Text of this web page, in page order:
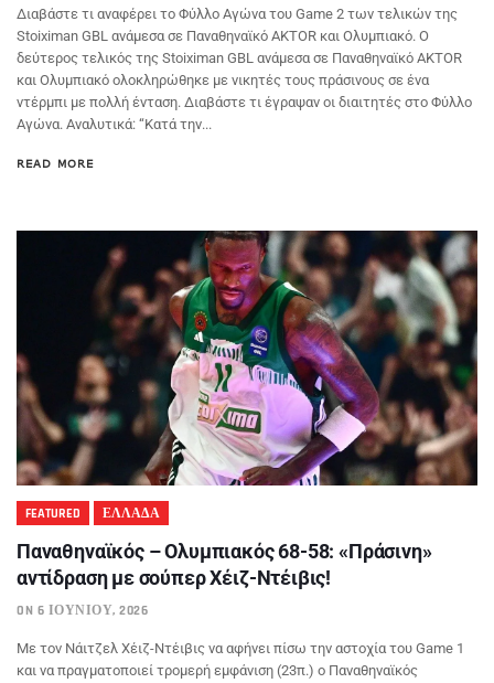
Διαβάστε τι αναφέρει το Φύλλο Αγώνα του Game 2 των τελικών της
Stoiximan GBL ανάμεσα σε Παναθηναϊκό AKTOR και Ολυμπιακό. Ο
δεύτερος τελικός της Stoiximan GBL ανάμεσα σε Παναθηναϊκό AKTOR
και Ολυμπιακό ολοκληρώθηκε με νικητές τους πράσινους σε ένα
ντέρμπι με πολλή ένταση. Διαβάστε τι έγραψαν οι διαιτητές στο Φύλλο
Αγώνα. Αναλυτικά: “Κατά την...
READ MORE
FEATURED ΕΛΛΑΔΑ
Παναθηναϊκός – Ολυμπιακός 68-58: «Πράσινη»
αντίδραση με σούπερ Χέιζ-Ντέιβις!
ON 6 ΙΟΥΝΊΟΥ, 2026
Με τον Νάιτζελ Χέιζ-Ντέιβις να αφήνει πίσω την αστοχία του Game 1
και να πραγματοποιεί τρομερή εμφάνιση (23π.) ο Παναθηναϊκός